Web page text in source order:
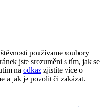
používáme soubory
jste srozuměni s tím, jak se
na odkaz zjistíte více o
a jak je povolit či zakázat.